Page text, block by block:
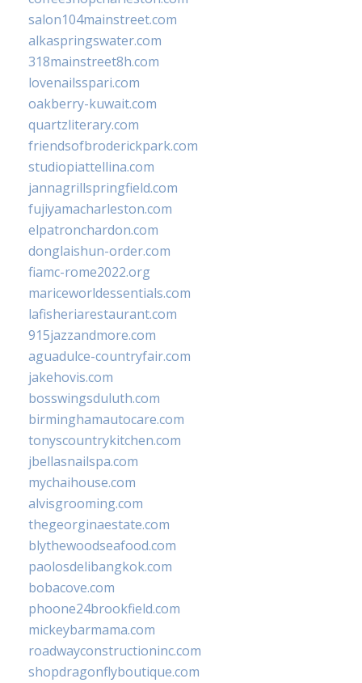
salon104mainstreet.com
alkaspringswater.com
318mainstreet8h.com
lovenailsspari.com
oakberry-kuwait.com
quartzliterary.com
friendsofbroderickpark.com
studiopiattellina.com
jannagrillspringfield.com
fujiyamacharleston.com
elpatronchardon.com
donglaishun-order.com
fiamc-rome2022.org
mariceworldessentials.com
lafisheriarestaurant.com
915jazzandmore.com
aguadulce-countryfair.com
jakehovis.com
bosswingsduluth.com
birminghamautocare.com
tonyscountrykitchen.com
jbellasnailspa.com
mychaihouse.com
alvisgrooming.com
thegeorginaestate.com
blythewoodseafood.com
paolosdelibangkok.com
bobacove.com
phoone24brookfield.com
mickeybarmama.com
roadwayconstructioninc.com
shopdragonflyboutique.com